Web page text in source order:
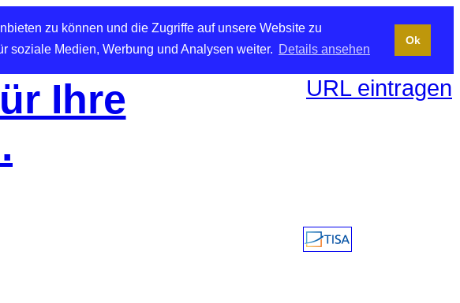
zu können und die Zugriffe auf unsere Website zu
soziale Medien, Werbung und Analysen weiter. Details ansehen
Ok
Ihre
URL eintragen